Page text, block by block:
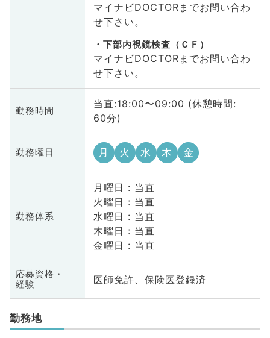
マイナビDOCTORまでお問い合わ
せ下さい。
下部内視鏡検査（ＣＦ）
マイナビDOCTORまでお問い合わ
せ下さい。
勤務時間
当直:18:00〜09:00 (休憩時間:
60分)
勤務曜日 月 火 水 木 金
勤務体系
月曜日 : 当直
火曜日 : 当直
水曜日 : 当直
木曜日 : 当直
金曜日 : 当直
応募資格・
経験
医師免許、保険医登録済
勤務地